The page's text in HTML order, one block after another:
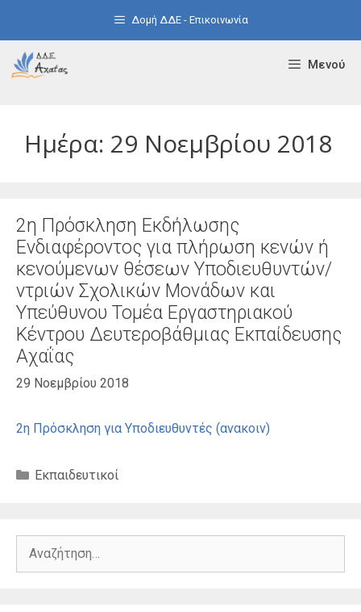
Δομή ΔΔΕ - Επικοινωνία
Μενού
Ημέρα: 29 Νοεμβρίου 2018
2η Πρόσκληση Εκδήλωσης
Ενδιαφέροντος για πλήρωση κενών ή
κενούμενων θέσεων Υποδιευθυντών/
ντριών Σχολικών Μονάδων και
Υπεύθυνου Τομέα Εργαστηριακού
Κέντρου Δευτεροβάθμιας Εκπαίδευσης
Αχαΐας
29 Νοεμβρίου 2018
2η Πρόσκληση για Υποδιευθυντές (ανακοιν)
Κατηγορίες
Εκπαιδευτικοί
Αναζήτηση